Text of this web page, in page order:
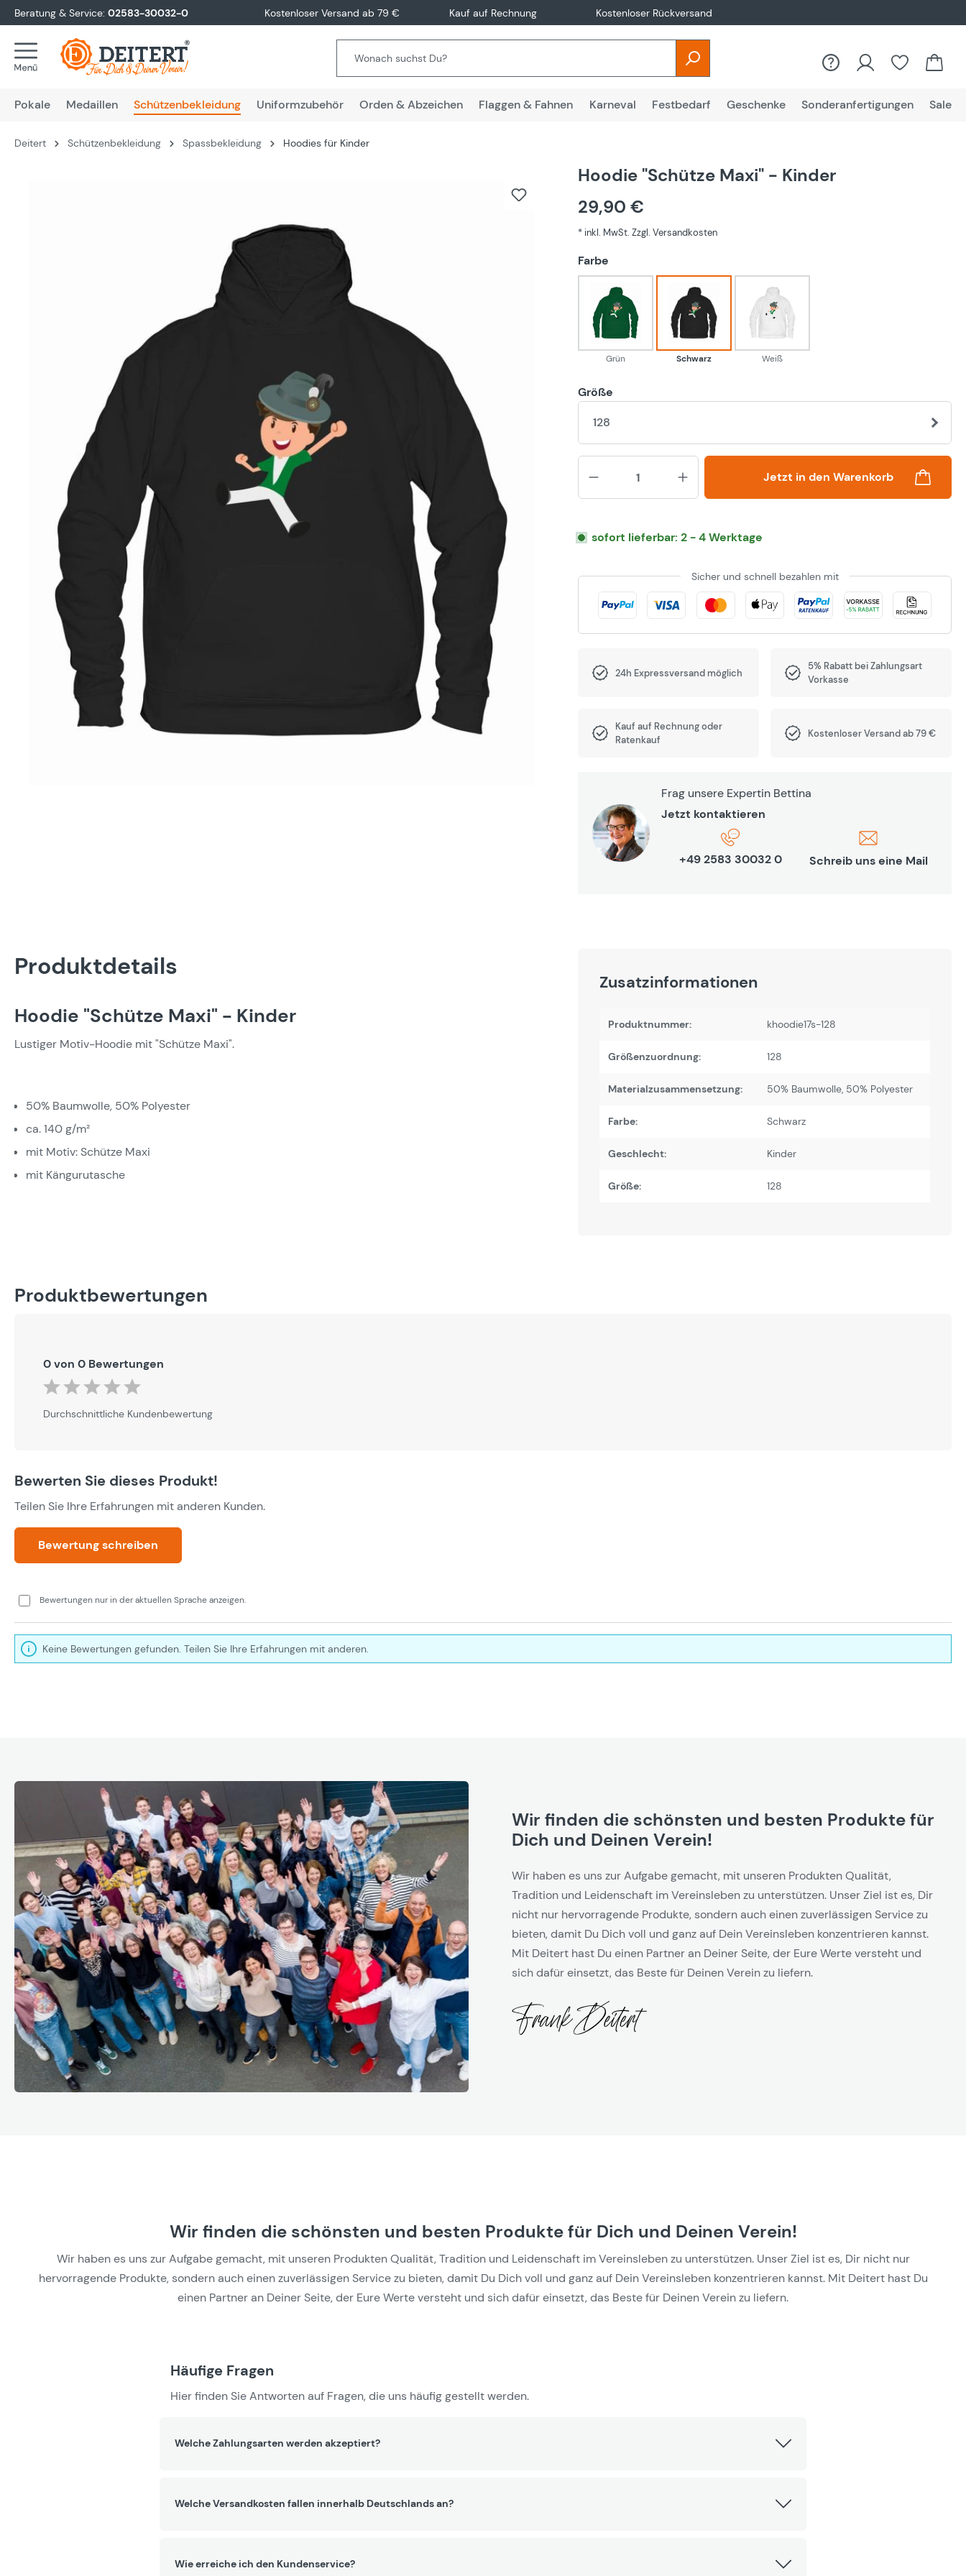
Zur Hauptnavigation springen
Beratung & Service: 02583-30032-0 Kostenloser Versand ab 79 € Kauf auf Rechnung Kostenloser Rückversand
Pokale Medaillen Schützenbekleidung Uniformzubehör Orden & Abzeichen Flaggen & Fahnen Karneval Festbedarf Geschenke Sonderanfertigungen Sale
Deitert Schützenbekleidung Spassbekleidung Hoodies für Kinder
Hoodie "Schütze Maxi" - Kinder
29,90 €
* inkl. MwSt. Zzgl. Versandkosten
Farbe
Grün
Grün
Schwarz
Schwarz
Weiß
Weiß
Größe
128
Produkt Anzahl: Gib den
Jetzt in den Warenkorb
sofort lieferbar: 2 - 4 Werktage
Sicher und schnell bezahlen mit
24h Expressversand möglich
5% Rabatt bei Zahlungsart
Vorkasse
Kauf auf Rechnung oder
Ratenkauf
Kostenloser Versand ab 79 €
Frag unsere Expertin Bettina
Jetzt kontaktieren
+49 2583 30032 0 Schreib uns eine Mail
Produktdetails
Hoodie "Schütze Maxi" - Kinder
Lustiger Motiv-Hoodie mit "Schütze Maxi".
50% Baumwolle, 50% Polyester
ca. 140 g/m²
mit Motiv: Schütze Maxi
mit Kängurutasche
Zusatzinformationen
Produktnummer: khoodie17s-128
Größenzuordnung: 128
Materialzusammensetzung: 50% Baumwolle, 50% Polyester
Farbe: Schwarz
Geschlecht: Kinder
Größe: 128
Produktbewertungen
0 von 0 Bewertungen
Durchschnittliche Bewertung von 0 von 5 Sternen
Durchschnittliche Kundenbewertung
Bewerten Sie dieses Produkt!
Teilen Sie Ihre Erfahrungen mit anderen Kunden.
Bewertung schreiben
Bewertungen nur in der aktuellen Sprache anzeigen.
Keine Bewertungen gefunden. Teilen Sie Ihre Erfahrungen mit anderen.
Wir finden die schönsten und besten Produkte für
Dich und Deinen Verein!
Wir haben es uns zur Aufgabe gemacht, mit unseren Produkten Qualität,
Tradition und Leidenschaft im Vereinsleben zu unterstützen. Unser Ziel ist es, Dir
nicht nur hervorragende Produkte, sondern auch einen zuverlässigen Service zu
bieten, damit Du Dich voll und ganz auf Dein Vereinsleben konzentrieren kannst.
Mit Deitert hast Du einen Partner an Deiner Seite, der Eure Werte versteht und
sich dafür einsetzt, das Beste für Deinen Verein zu liefern.
Wir finden die schönsten und besten Produkte für Dich und Deinen Verein!
Wir haben es uns zur Aufgabe gemacht, mit unseren Produkten Qualität, Tradition und Leidenschaft im Vereinsleben zu unterstützen. Unser Ziel ist es, Dir nicht nur
hervorragende Produkte, sondern auch einen zuverlässigen Service zu bieten, damit Du Dich voll und ganz auf Dein Vereinsleben konzentrieren kannst. Mit Deitert hast Du
einen Partner an Deiner Seite, der Eure Werte versteht und sich dafür einsetzt, das Beste für Deinen Verein zu liefern.
Häufige Fragen
Hier finden Sie Antworten auf Fragen, die uns häufig gestellt werden.
Welche Zahlungsarten werden akzeptiert?
Welche Versandkosten fallen innerhalb Deutschlands an?
Wie erreiche ich den Kundenservice?